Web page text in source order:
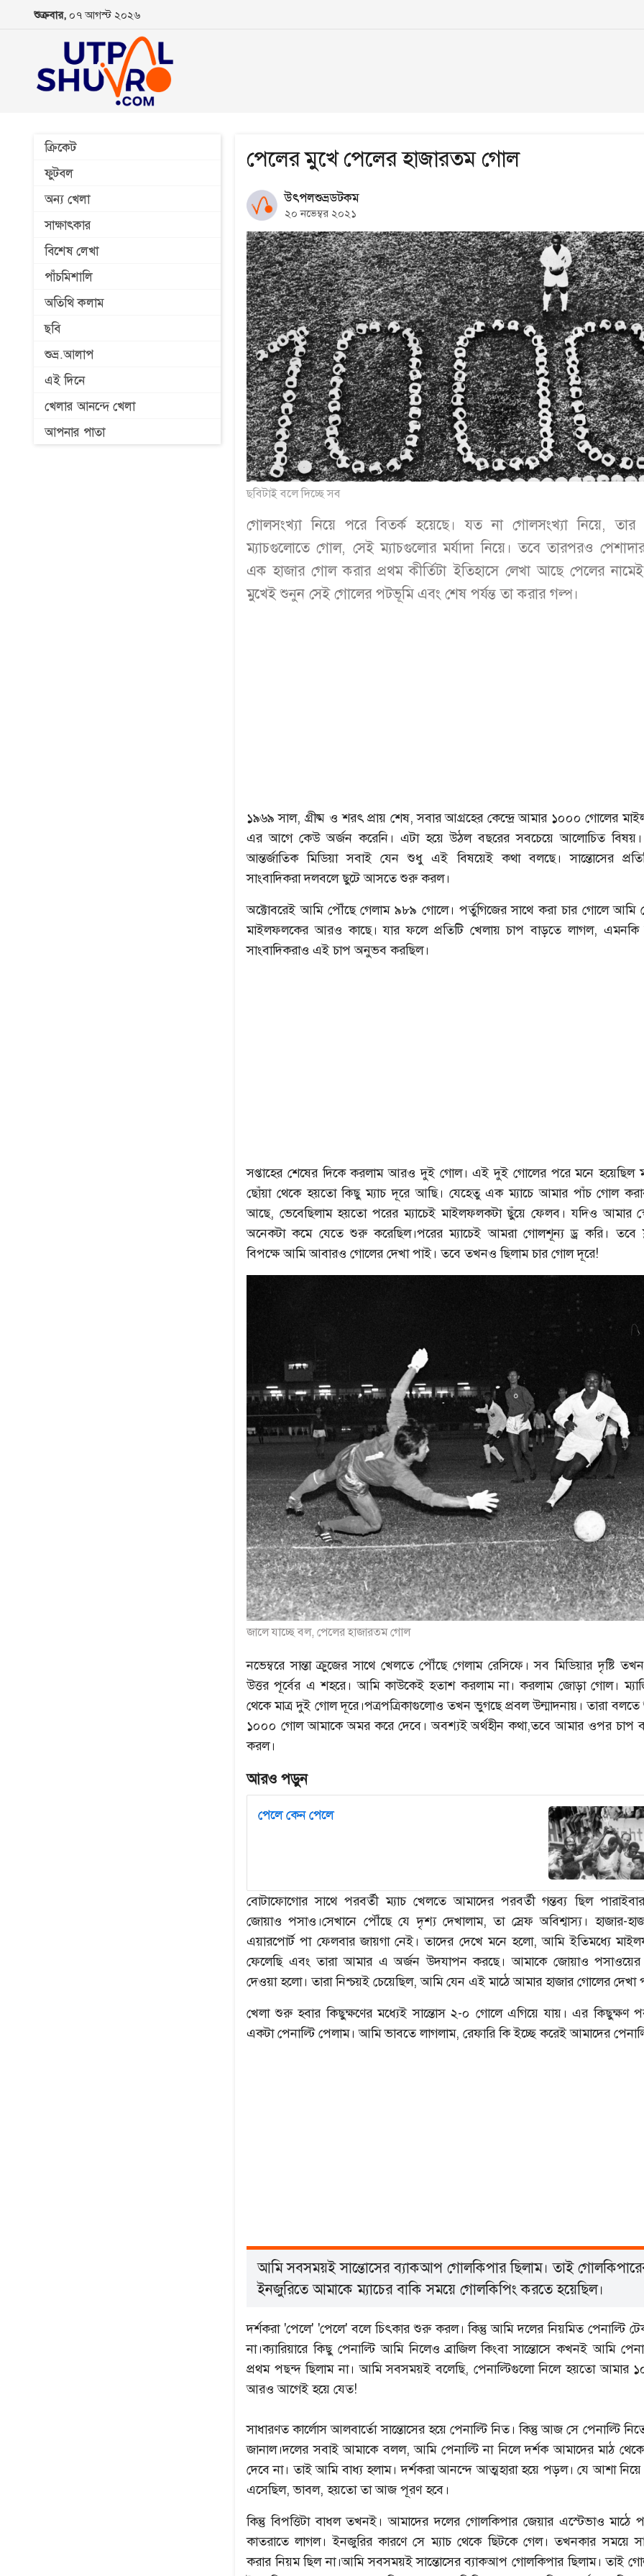
শুক্রবার, ০৭ আগস্ট ২০২৬
ক্রিকেট
ফুটবল
অন্য খেলা
সাক্ষাৎকার
বিশেষ লেখা
পাঁচমিশালি
অতিথি কলাম
ছবি
শুভ্র.আলাপ
এই দিনে
খেলার আনন্দে খেলা
আপনার পাতা
পেলের মুখে পেলের হাজারতম গোল
উৎপলশুভ্রডটকম
২০ নভেম্বর ২০২১
ছবিটাই বলে দিচ্ছে সব
গোলসংখ্যা নিয়ে পরে বিতর্ক হয়েছে। যত না গোলসংখ্যা নিয়ে, তার
ম্যাচগুলোতে গোল, সেই ম্যাচগুলোর মর্যাদা নিয়ে। তবে তারপরও
এক হাজার গোল করার প্রথম কীর্তিটা ইতিহাসে লেখা আছে পেলের
মুখেই শুনুন সেই গোলের পটভূমি এবং শেষ পর্যন্ত তা করার গল্প।
১৯৬৯ সাল, গ্রীষ্ম ও শরৎ প্রায় শেষ, সবার আগ্রহের কেন্দ্রে আমার ১০০০ গোলের
এর আগে কেউ অর্জন করেনি। এটা হয়ে উঠল বছরের সবচেয়ে আলোচিত বিষয়।
আন্তর্জাতিক মিডিয়া সবাই যেন শুধু এই বিষয়েই কথা বলছে। সান্তোসের
সাংবাদিকরা দলবলে ছুটে আসতে শুরু করল।
অক্টোবরেই আমি পৌঁছে গেলাম ৯৮৯ গোলে। পর্তুগিজের সাথে করা চার গোলে আমি
মাইলফলকের আরও কাছে। যার ফলে প্রতিটি খেলায় চাপ বাড়তে লাগল,
সাংবাদিকরাও এই চাপ অনুভব করছিল।
সপ্তাহের শেষের দিকে করলাম আরও দুই গোল। এই দুই গোলের পরে মনে হয়েছিল
ছোঁয়া থেকে হয়তো কিছু ম্যাচ দূরে আছি। যেহেতু এক ম্যাচে আমার পাঁচ গোল
আছে, ভেবেছিলাম হয়তো পরের ম্যাচেই মাইলফলকটা ছুঁয়ে ফেলব। যদিও আমার
অনেকটা কমে যেতে শুরু করেছিল।পরের ম্যাচেই আমরা গোলশূন্য ড্র করি। তবে
বিপক্ষে আমি আবারও গোলের দেখা পাই। তবে তখনও ছিলাম চার গোল দূরে!
জালে যাচ্ছে বল, পেলের হাজারতম গোল
নভেম্বরে সান্তা ক্রুজের সাথে খেলতে পৌঁছে গেলাম রেসিফে। সব মিডিয়ার দৃষ্টি তখন
উত্তর পূর্বের এ শহরে। আমি কাউকেই হতাশ করলাম না। করলাম জোড়া গোল।
থেকে মাত্র দুই গোল দূরে।পত্রপত্রিকাগুলোও তখন ভুগছে প্রবল উন্মাদনায়। তারা
১০০০ গোল আমাকে অমর করে দেবে। অবশ্যই অর্থহীন কথা,তবে আমার ওপর চাপ
করল।
আরও পড়ুন
পেলে কেন পেলে পেলে কেন পেলে
বোটাফোগোর সাথে পরবর্তী ম্যাচ খেলতে আমাদের পরবর্তী গন্তব্য ছিল
জোয়াও পসাও।সেখানে পৌঁছে যে দৃশ্য দেখালাম, তা স্রেফ অবিশ্বাস্য। হাজার-
এয়ারপোর্ট পা ফেলবার জায়গা নেই। তাদের দেখে মনে হলো, আমি ইতিমধ্যে
ফেলেছি এবং তারা আমার এ অর্জন উদযাপন করছে। আমাকে জোয়াও পসাওয়ের
দেওয়া হলো। তারা নিশ্চয়ই চেয়েছিল, আমি যেন এই মাঠে আমার হাজার গোলের দেখা
খেলা শুরু হবার কিছুক্ষণের মধ্যেই সান্তোস ২-০ গোলে এগিয়ে যায়। এর কিছুক্ষণ
একটা পেনাল্টি পেলাম। আমি ভাবতে লাগলাম, রেফারি কি ইচ্ছে করেই আমাদের
আমি সবসময়ই সান্তোসের ব্যাকআপ গোলকিপার ছিলাম। তাই
ইনজুরিতে আমাকে ম্যাচের বাকি সময়ে গোলকিপিং করতে হয়েছিল।
দর্শকরা 'পেলে' 'পেলে' বলে চিৎকার শুরু করল। কিন্তু আমি দলের নিয়মিত পেনাল্টি
না।ক্যারিয়ারে কিছু পেনাল্টি আমি নিলেও ব্রাজিল কিংবা সান্তোসে কখনই আমি
প্রথম পছন্দ ছিলাম না। আমি সবসময়ই বলেছি, পেনাল্টিগুলো নিলে হয়তো আমার
আরও আগেই হয়ে যেত!
সাধারণত কার্লোস আলবার্তো সান্তোসের হয়ে পেনাল্টি নিত। কিন্তু আজ সে পেনাল্টি
জানাল।দলের সবাই আমাকে বলল, আমি পেনাল্টি না নিলে দর্শক আমাদের মাঠ
দেবে না। তাই আমি বাধ্য হলাম। দর্শকরা আনন্দে আত্মহারা হয়ে পড়ল। যে আশা নিয়ে
এসেছিল, ভাবল, হয়তো তা আজ পূরণ হবে।
কিন্তু বিপত্তিটা বাধল তখনই। আমাদের দলের গোলকিপার জেয়ার এস্টেভাও মাঠে
কাতরাতে লাগল। ইনজুরির কারণে সে ম্যাচ থেকে ছিটকে গেল। তখনকার সময়ে
করার নিয়ম ছিল না।আমি সবসময়ই সান্তোসের ব্যাকআপ গোলকিপার ছিলাম। তাই
নেপথ্যের মাশরাফি আশরাফুলের কাছে খোলা চিঠি